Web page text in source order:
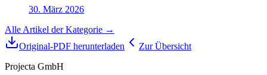
30. März 2026
Alle Artikel der Kategorie →
Original-PDF herunterladen
Zur Übersicht
Projecta GmbH